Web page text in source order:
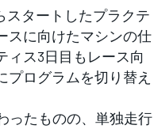
タートしたプラクテ
スに向けたマシンの仕
ィス3日目もレース向
ログラムを切り替え
ったものの、単独走行